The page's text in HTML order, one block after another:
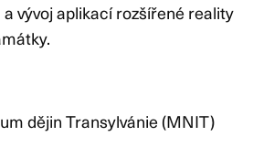
vývoj aplikací rozšířené reality
dějin Transylvánie (MNIT)